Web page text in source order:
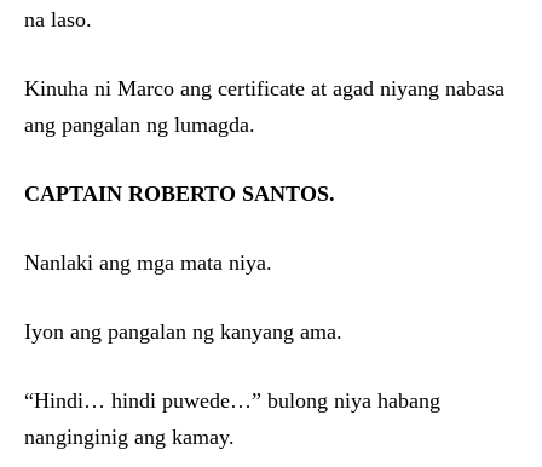
na laso.
Kinuha ni Marco ang certificate at agad niyang nabasa
ang pangalan ng lumagda.
CAPTAIN ROBERTO SANTOS.
Nanlaki ang mga mata niya.
Iyon ang pangalan ng kanyang ama.
“Hindi… hindi puwede…” bulong niya habang
nanginginig ang kamay.